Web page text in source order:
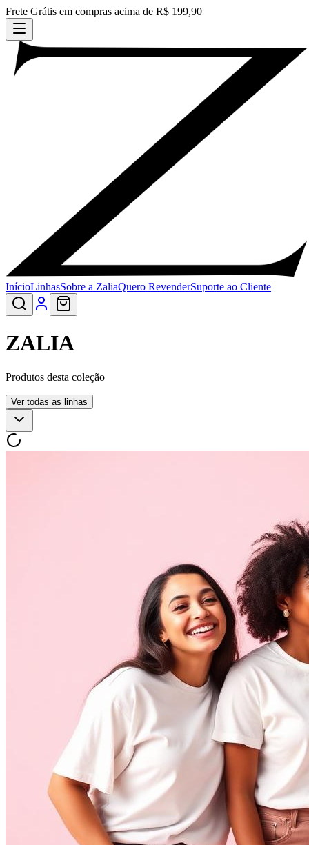
Frete Grátis em compras acima de R$ 199,90
InícioLinhasSobre a ZaliaQuero RevenderSuporte ao Cliente
ZALIA
Produtos desta coleção
Ver todas as linhas